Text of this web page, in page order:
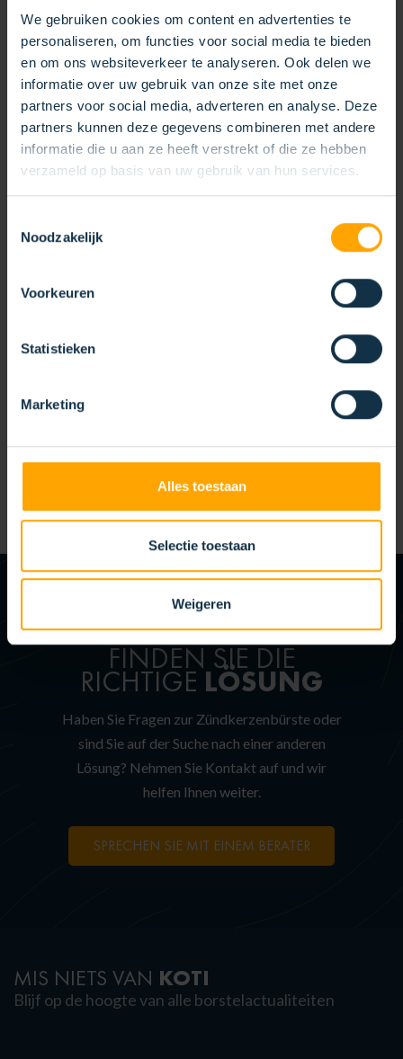
We gebruiken cookies om content en advertenties te
personaliseren, om functies voor social media te bieden
en om ons websiteverkeer te analyseren. Ook delen we
informatie over uw gebruik van onze site met onze
partners voor social media, adverteren en analyse. Deze
partners kunnen deze gegevens combineren met andere
informatie die u aan ze heeft verstrekt of die ze hebben
verzameld op basis van uw gebruik van hun services.
Noodzakelijk
Voorkeuren
Statistieken
Marketing
Alles toestaan
Selectie toestaan
Weigeren
FEILENBÜRSTE
IHR ERFOLG IST UNSER ERFOLG
FINDEN SIE DIE
RICHTIGE LÖSUNG
Haben Sie Fragen zur Zündkerzenbürste oder
sind Sie auf der Suche nach einer anderen
Lösung? Nehmen Sie Kontakt auf und wir
helfen Ihnen weiter.
SPRECHEN SIE MIT EINEM BERATER
MIS NIETS VAN KOTI
Blijf op de hoogte van alle borstelactualiteiten